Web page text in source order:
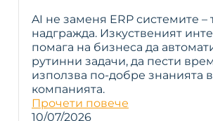
AI не заменя ERP системите –
надгражда. Изкуственият
помага на бизнеса да
рутинни задачи, да пести
използва по-добре знанията в
компанията.
Прочети повече
10/07/2026